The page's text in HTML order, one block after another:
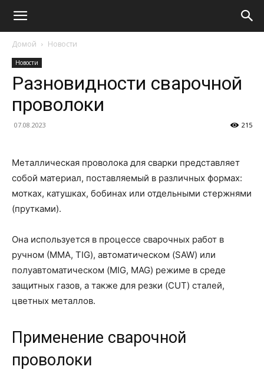
Домой Новости
Новости
Разновидности сварочной
проволоки
07.08.2023 215
Металлическая проволока для сварки представляет
собой материал, поставляемый в различных формах:
мотках, катушках, бобинах или отдельными стержнями
(прутками).
Она используется в процессе сварочных работ в
ручном (ММА, TIG), автоматическом (SAW) или
полуавтоматическом (MIG, MAG) режиме в среде
защитных газов, а также для резки (CUT) сталей,
цветных металлов.
Применение сварочной
проволоки